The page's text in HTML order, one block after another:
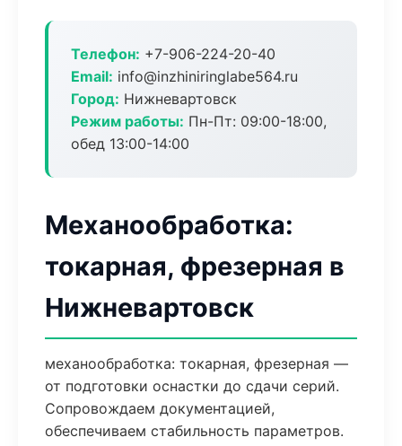
Телефон: +7-906-224-20-40
Email: info@inzhiniringlabe564.ru
Город: Нижневартовск
Режим работы: Пн-Пт: 09:00-18:00,
обед 13:00-14:00
Механообработка:
токарная, фрезерная в
Нижневартовск
механообработка: токарная, фрезерная —
от подготовки оснастки до сдачи серий.
Сопровождаем документацией,
обеспечиваем стабильность параметров.